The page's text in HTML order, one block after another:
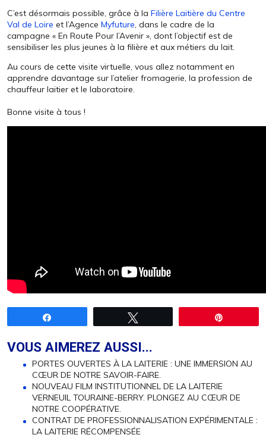
C’est désormais possible, grâce à la Filière Laitière du Centre
Val de Loire et l’Agence Myfuture, dans le cadre de la
campagne « En Route Pour l’Avenir », dont l’objectif est de
sensibiliser les plus jeunes à la filière et aux métiers du lait.
Au cours de cette visite virtuelle, vous allez notamment en
apprendre davantage sur l’atelier fromagerie, la profession de
chauffeur laitier et le laboratoire.
Bonne visite à tous !
VOUS AIMEREZ AUSSI...
PORTES OUVERTES À LA LAITERIE : UNE IMMERSION AU
CŒUR DE NOTRE SAVOIR-FAIRE.
NOUVEAU FILM INSTITUTIONNEL DE LA LAITERIE
VERNEUIL TOURAINE-BERRY. PLONGEZ AU CŒUR DE
NOTRE COOPÉRATIVE.
CONTRAT DE PROFESSIONNALISATION EXPÉRIMENTALE :
LA LAITERIE RÉCOMPENSÉE